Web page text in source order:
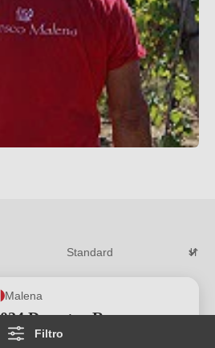
Filtro
Malena
Demetra Rosso
Calabria IGP